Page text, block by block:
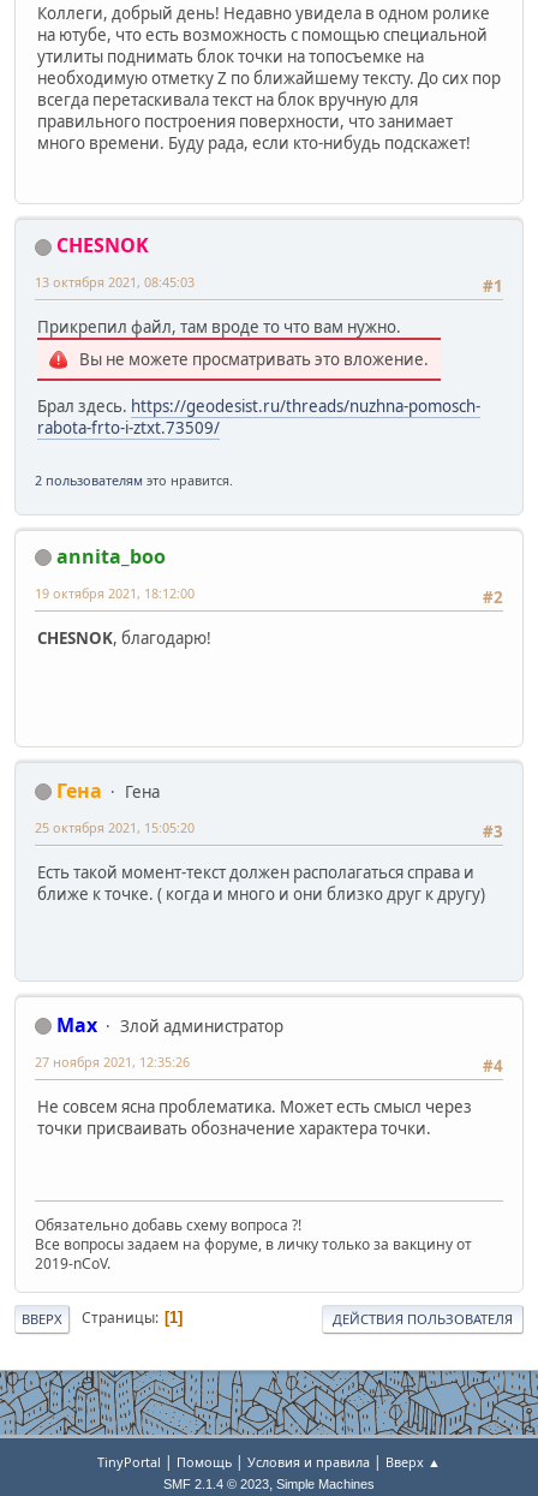
Коллеги, добрый день! Недавно увидела в одном ролике
на ютубе, что есть возможность с помощью специальной
утилиты поднимать блок точки на топосъемке на
необходимую отметку Z по ближайшему тексту. До сих пор
всегда перетаскивала текст на блок вручную для
правильного построения поверхности, что занимает
много времени. Буду рада, если кто-нибудь подскажет!
CHESNOK
#1
13 октября 2021, 08:45:03
Прикрепил файл, там вроде то что вам нужно.
Вы не можете просматривать это вложение.
Брал здесь. https://geodesist.ru/threads/nuzhna-pomosch-
rabota-frto-i-ztxt.73509/
2 пользователям это нравится.
annita_boo
#2
19 октября 2021, 18:12:00
CHESNOK, благодарю!
Гена
Гена
#3
25 октября 2021, 15:05:20
Есть такой момент-текст должен располагаться справа и
ближе к точке. ( когда и много и они близко друг к другу)
Max
Злой администратор
#4
27 ноября 2021, 12:35:26
Не совсем ясна проблематика. Может есть смысл через
точки присваивать обозначение характера точки.
Обязательно добавь схему вопроса ?!
Все вопросы задаем на форуме, в личку только за вакцину от
2019-nCoV.
ВВЕРХ Страницы 1 ДЕЙСТВИЯ ПОЛЬЗОВАТЕЛЯ
TinyPortal | Помощь | Условия и правила | Вверх ▲
SMF 2.1.4 © 2023, Simple Machines